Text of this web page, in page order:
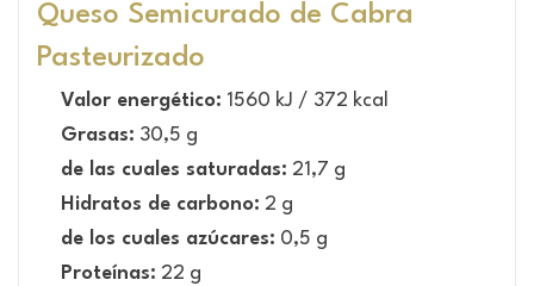
Queso Semicurado de Cabra
Pasteurizado
Valor energético: 1560 kJ / 372 kcal
Grasas: 30,5 g
de las cuales saturadas: 21,7 g
Hidratos de carbono: 2 g
de los cuales azúcares: 0,5 g
Proteínas: 22 g